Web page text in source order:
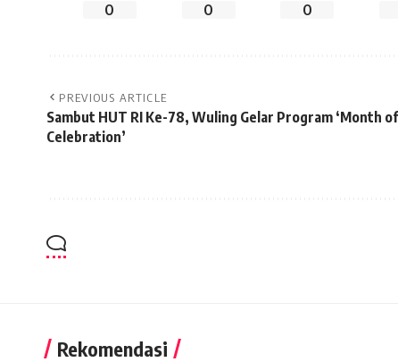
0 0 0
PREVIOUS ARTICLE
Sambut HUT RI Ke-78, Wuling Gelar Program ‘Month of
Celebration’
Rekomendasi